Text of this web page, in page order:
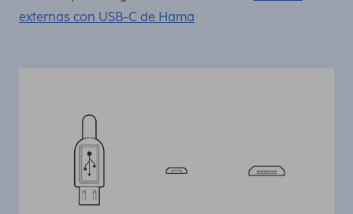
externas con USB-C de Hama